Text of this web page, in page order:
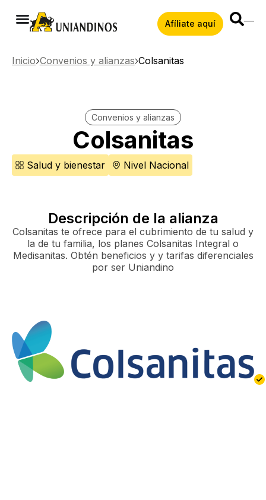
Afíliate aquí
Inicio Convenios y alianzas Colsanitas
Convenios y alianzas
Colsanitas
Salud y bienestar Nivel Nacional
Descripción de la alianza
Colsanitas te ofrece para el cubrimiento de tu salud y
la de tu familia, los planes Colsanitas Integral o
Medisanitas. Obtén beneficios y y tarifas diferenciales
por ser Uniandino